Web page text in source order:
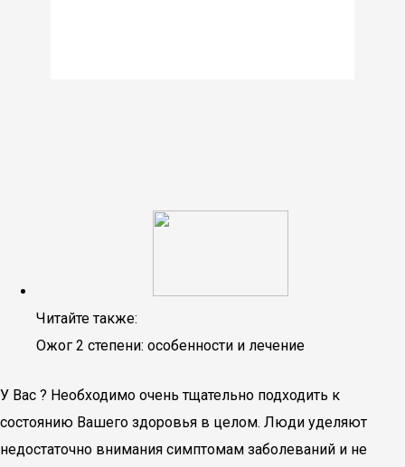
Читайте также:
Ожог 2 степени: особенности и лечение
У Вас ? Необходимо очень тщательно подходить к
состоянию Вашего здоровья в целом. Люди уделяют
недостаточно внимания симптомам заболеваний и не